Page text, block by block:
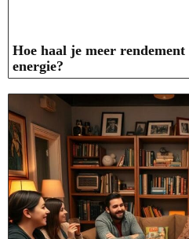
Hoe haal je meer
energie?